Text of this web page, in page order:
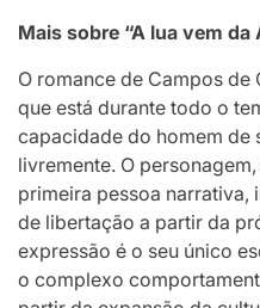
Mais sobre “A lua vem da
O romance de Campos
que está durante todo o
capacidade do homem de
livremente. O
primeira pessoa narrativa,
de libertação a partir da
expressão é o seu único
o complexo